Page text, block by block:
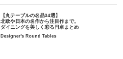
【丸テーブルの名品34選】
北欧や日本の名作から注目作まで。
ダイニングを美しく彩る円卓まとめ
Designer's Round Tables